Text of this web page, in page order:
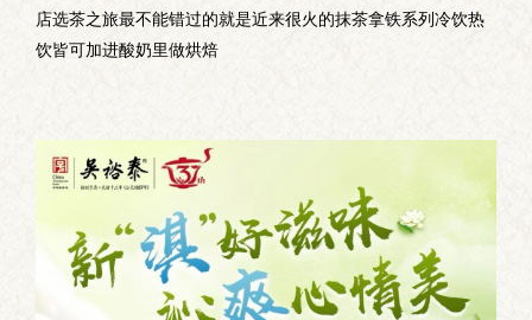
店选茶之旅最不能错过的就是近来很火的抹茶拿铁系列冷饮热
饮皆可加进酸奶里做烘焙